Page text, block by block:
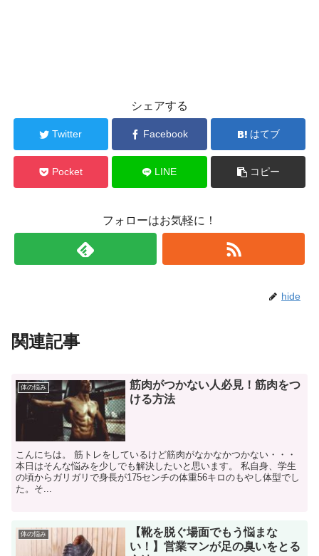
シェアする
Twitter Facebook はてブ
Pocket LINE コピー
フォローはお気軽に！
hide
関連記事
体の悩み
筋肉がつかない人必見！筋肉をつ
ける方法
こんにちは。 筋トレをしているけど筋肉がなかなかつかない・・・
本日はそんな悩みを少しでも解決したいと思います。 私自身、学生
の頃からガリガリで身長が175センチの体重56キロのもやし体型でし
た。そ...
体の悩み
【靴を脱ぐ場面でもう悩まな
い！】営業マンが足の臭いをとる